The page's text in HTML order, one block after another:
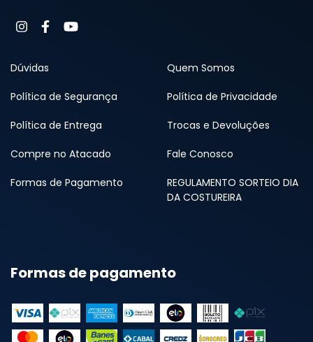
Dúvidas Quem Somos
Política de Segurança Política de Privacidade
Política de Entrega Trocas e Devoluções
Compre no Atacado Fale Conosco
Formas de Pagamento
REGULAMENTO SORTEIO DIA
DA COSTUREIRA
Formas de pagamento